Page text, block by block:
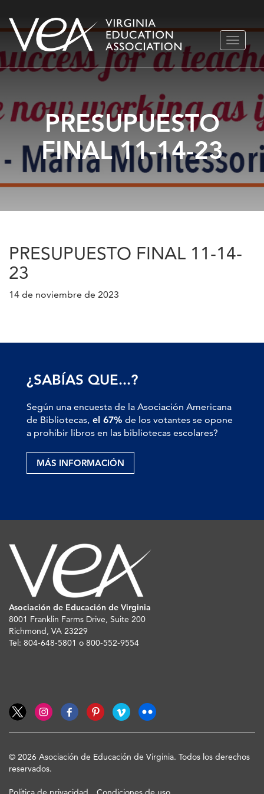
Ir
contenido
PRESUPUESTO
FINAL 11-14-23
PRESUPUESTO FINAL 11-14-
23
14 de noviembre de 2023
¿SABÍAS QUE...?
Según una encuesta de la Asociación Americana
de Bibliotecas, el 67% de los votantes se opone
a prohibir libros en las bibliotecas escolares?
MÁS INFORMACIÓN
Asociación de Educación de Virginia
8001 Franklin Farms Drive, Suite 200
Richmond, VA 23229
Tel: 804-648-5801 o 800-552-9554
© 2026 Asociación de Educación de Virginia. Todos los derechos
reservados.